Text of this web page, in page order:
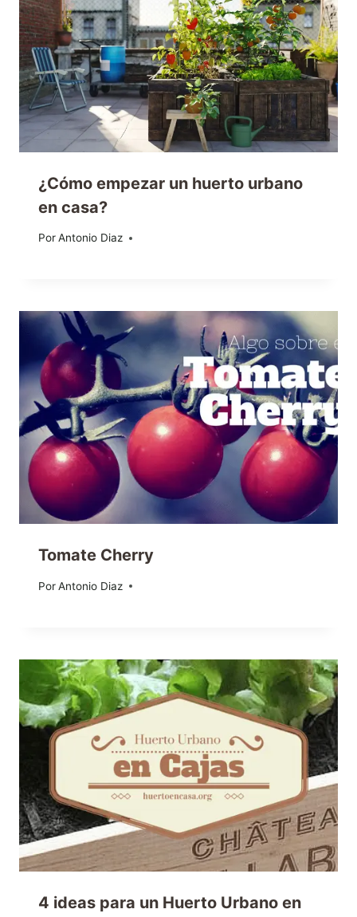
¿Cómo empezar un huerto urbano
en casa?
PorAntonio Diaz
18/06/2023
Tomate Cherry
PorAntonio Diaz
10/08/2016
4 ideas para un Huerto Urbano en